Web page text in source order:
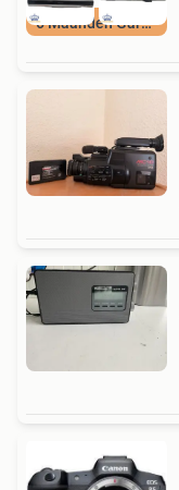
6 Maanden Garantie